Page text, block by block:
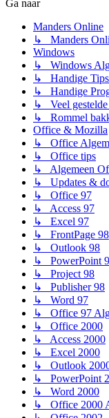
Ga naar
Manders Online
↳ Manders
Windows
↳ Windows
↳ Handige
↳ Handige
↳ Veel gestelde
↳ Rommel
Office & Mozilla
↳ Office
↳ Office tips
↳ Algemeen
↳ Updates &
↳ Office 97
↳ Access 97
↳ Excel 97
↳ FrontPage 98
↳ Outlook 98
↳ PowerPoint
↳ Project 98
↳ Publisher 98
↳ Word 97
↳ Office 97
↳ Office 2000
↳ Access 2000
↳ Excel 2000
↳ Outlook
↳ PowerPoint
↳ Word 2000
↳ Office 2000